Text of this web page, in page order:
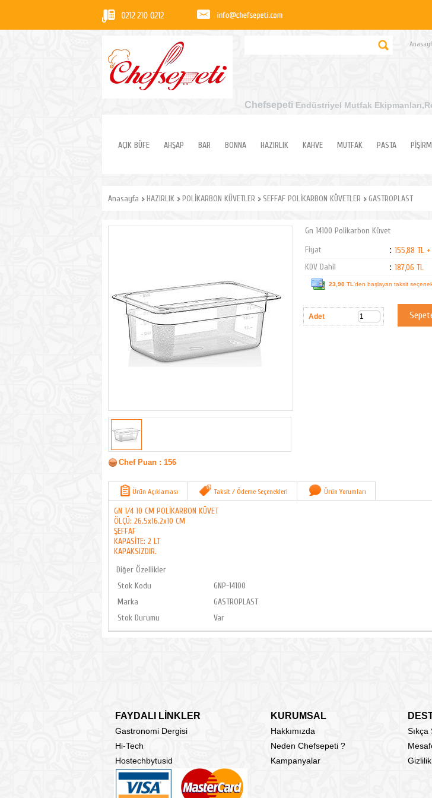
Chefsepeti Endüstriyel Mutfak Ekipmanları
AÇIK BÜFE AHŞAP BAR BONNA HAZIRLIK KAHVE MUTFAK PASTA
Anasayfa HAZIRLIK POLİKARBON KÜVETLER SEFFAF POLİKARBON KÜVETLER GASTROPLAST
Chef Puan : 156
Gn 14100 Polikarbon Küvet
Fiyat
: 155,88 TL +
KDV Dahil
: 187,06 TL
23,90 TL'den başlayan taksit
Adet
Ürün Açıklaması Taksit / Ödeme Seçenekleri Ürün Yorumları
GN 1/4 10 CM POLİKARBON KÜVET
ÖLÇÜ: 26.5x16.2x10 CM
ŞEFFAF
KAPASİTE: 2 LT
KAPAKSIZDIR.
Diğer Özellikler
Stok Kodu
GNP-14100
Marka
GASTROPLAST
Stok Durumu
Var
FAYDALI LİNKLER KURUMSAL
Gastronomi Dergisi Hakkımızda
Hi-Tech
Neden Chefsepeti ?
Hostechbytusid
Kampanyalar